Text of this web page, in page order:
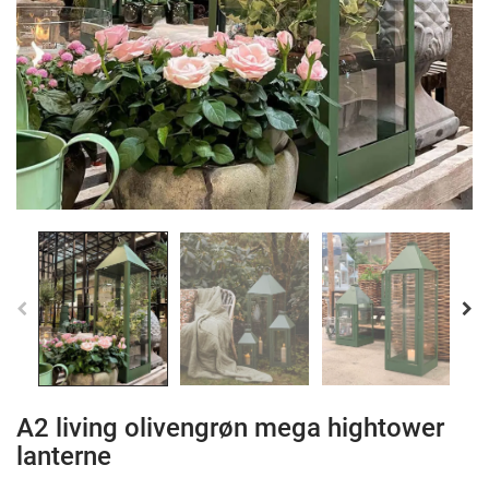
A2 living olivengrøn mega hightower
lanterne